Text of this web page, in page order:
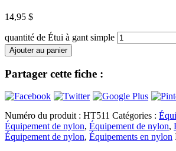
14,95 $
quantité de Étui à gant simple
Ajouter au panier
Partager cette fiche :
Numéro du produit : HT511 Catégories :
Équipement de nylon, Équipement de nylon,
Équipement de nylon, Équipements en nylon